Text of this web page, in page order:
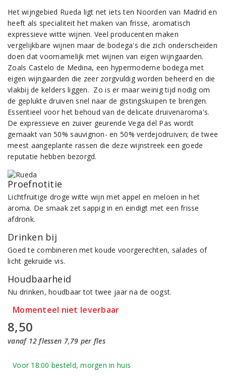
Het wijngebied Rueda ligt net iets ten Noorden van Madrid en
heeft als specialiteit het maken van frisse, aromatisch
expressieve witte wijnen. Veel producenten maken
vergelijkbare wijnen maar de bodega's die zich onderscheiden
doen dat voornamelijk met wijnen van eigen wijngaarden.
Zoals Castelo de Medina, een hypermoderne bodega met
eigen wijngaarden die zeer zorgvuldig worden beheerd en die
vlakbij de kelders liggen. Zo is er maar weinig tijd nodig om
de geplukte druiven snel naar de gistingskuipen te brengen.
Essentieel voor het behoud van de delicate druivenaroma's.
De expressieve en zuiver geurende Vega del Pas wordt
gemaakt van 50% sauvignon- en 50% verdejodruiven; de twee
meest aangeplante rassen die deze wijnstreek een goede
reputatie hebben bezorgd.
Proefnotitie
Lichtfruitige droge witte wijn met appel en meloen in het
aroma. De smaak zet sappig in en eindigt met een frisse
afdronk.
Drinken bij
Goed te combineren met koude voorgerechten, salades of
licht gekruide vis.
Houdbaarheid
Nu drinken, houdbaar tot twee jaar na de oogst.
Momenteel niet leverbaar
8,50
vanaf 12 flessen 7,79 per fles
Voor 18:00 besteld, morgen in huis